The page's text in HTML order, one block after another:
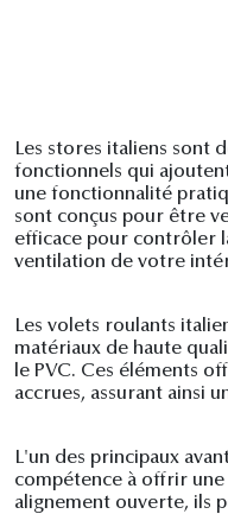
Les stores italiens sont
fonctionnels qui
une fonctionnalité
sont conçus pour être
efficace pour contrôler
ventilation de votre
Les volets roulants
matériaux de haute
le PVC. Ces éléments
accrues, assurant ainsi
L'un des principaux
compétence à offrir une
alignement ouverte, ils